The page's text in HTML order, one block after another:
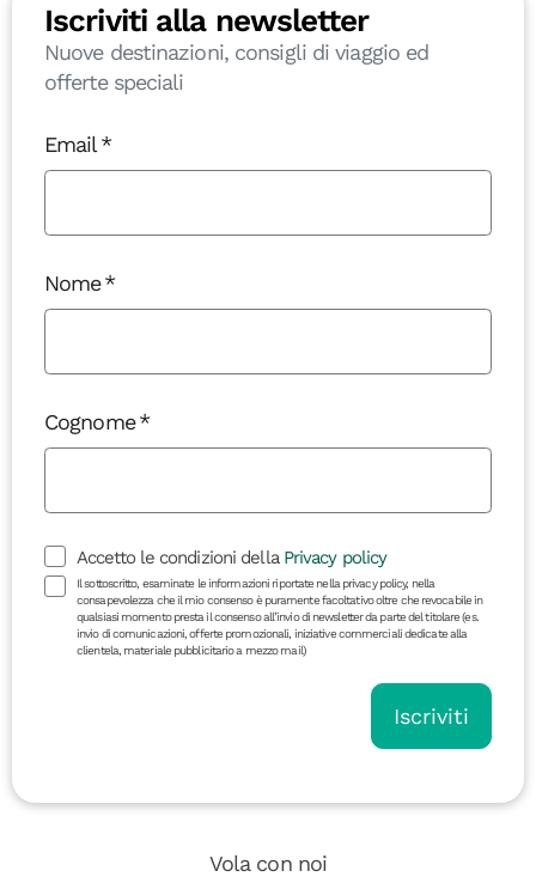
Iscriviti alla newsletter
Nuove destinazioni, consigli di viaggio ed
offerte speciali
Email
Nome
Cognome
Accetto le condizioni della Privacy policy
Il sottoscritto, esaminate le informazioni riportate nella privacy policy, nella
consapevolezza che il mio consenso è puramente facoltativo oltre che revocabile in
qualsiasi momento presta il consenso all’invio di newsletter da parte del titolare (es.
invio di comunicazioni, offerte promozionali, iniziative commerciali dedicate alla
clientela, materiale pubblicitario a mezzo mail)
Iscriviti
Vola con noi